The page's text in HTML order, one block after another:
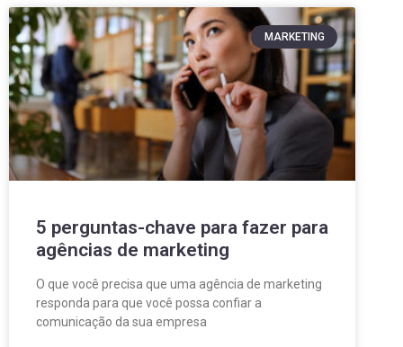
MARKETING
5 perguntas-chave para fazer para
agências de marketing
O que você precisa que uma agência de marketing
responda para que você possa confiar a
comunicação da sua empresa